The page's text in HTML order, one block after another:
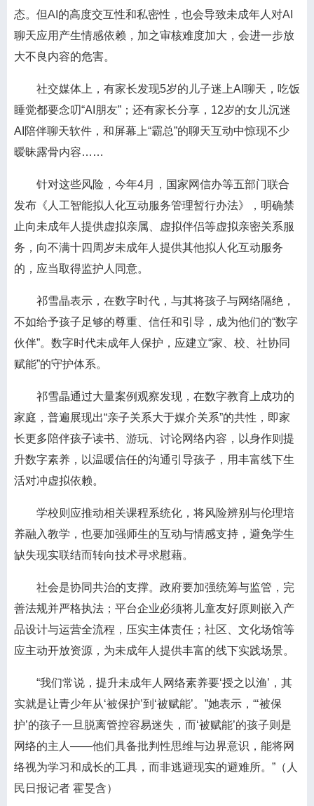
态。但AI的高度交互性和私密性，也会导致未成年人对AI
聊天应用产生情感依赖，加之审核难度加大，会进一步放
大不良内容的危害。
社交媒体上，有家长发现5岁的儿子迷上AI聊天，吃饭
睡觉都要念叨“AI朋友”；还有家长分享，12岁的女儿沉迷
AI陪伴聊天软件，和屏幕上“霸总”的聊天互动中惊现不少
暧昧露骨内容……
针对这些风险，今年4月，国家网信办等五部门联合
发布《人工智能拟人化互动服务管理暂行办法》，明确禁
止向未成年人提供虚拟亲属、虚拟伴侣等虚拟亲密关系服
务，向不满十四周岁未成年人提供其他拟人化互动服务
的，应当取得监护人同意。
祁雪晶表示，在数字时代，与其将孩子与网络隔绝，
不如给予孩子足够的尊重、信任和引导，成为他们的“数字
伙伴”。数字时代未成年人保护，应建立“家、校、社协同
赋能”的守护体系。
祁雪晶通过大量案例观察发现，在数字教育上成功的
家庭，普遍展现出“亲子关系大于媒介关系”的共性，即家
长更多陪伴孩子读书、游玩、讨论网络内容，以身作则提
升数字素养，以温暖信任的沟通引导孩子，用丰富线下生
活对冲虚拟依赖。
学校则应推动相关课程系统化，将风险辨别与伦理培
养融入教学，也要加强师生的互动与情感支持，避免学生
缺失现实联结而转向技术寻求慰藉。
社会是协同共治的支撑。政府要加强统筹与监管，完
善法规并严格执法；平台企业必须将儿童友好原则嵌入产
品设计与运营全流程，压实主体责任；社区、文化场馆等
应主动开放资源，为未成年人提供丰富的线下实践场景。
“我们常说，提升未成年人网络素养要‘授之以渔’，其
实就是让青少年从‘被保护’到‘被赋能’。”她表示，“‘被保
护’的孩子一旦脱离管控容易迷失，而‘被赋能’的孩子则是
网络的主人——他们具备批判性思维与边界意识，能将网
络视为学习和成长的工具，而非逃避现实的避难所。”（人
民日报记者 霍旻含）